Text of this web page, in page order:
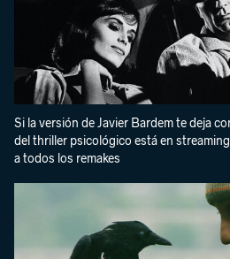
Si la versión de Javier Bardem te deja
del thriller psicológico está en
a todos los remakes